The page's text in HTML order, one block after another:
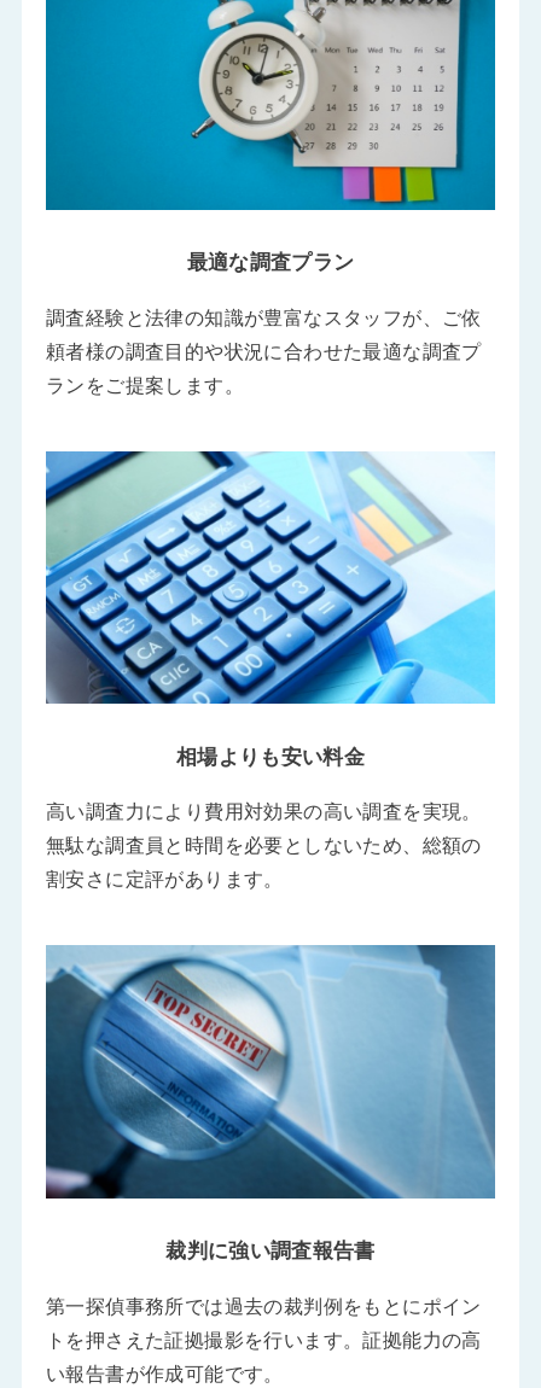
最適な調査プラン
調査経験と法律の知識が豊富なスタッフが、ご依
頼者様の調査目的や状況に合わせた最適な調査プ
ランをご提案します。
相場よりも安い料金
高い調査力により費用対効果の高い調査を実現。
無駄な調査員と時間を必要としないため、総額の
割安さに定評があります。
裁判に強い調査報告書
第一探偵事務所では過去の裁判例をもとにポイン
トを押さえた証拠撮影を行います。証拠能力の高
い報告書が作成可能です。